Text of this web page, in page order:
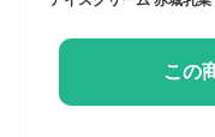
この